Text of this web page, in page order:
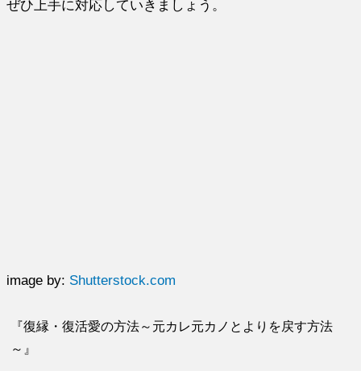
ぜひ上手に対応していきましょう。
image by: Shutterstock.com
『復縁・復活愛の方法～元カレ元カノとよりを戻す方法
～』